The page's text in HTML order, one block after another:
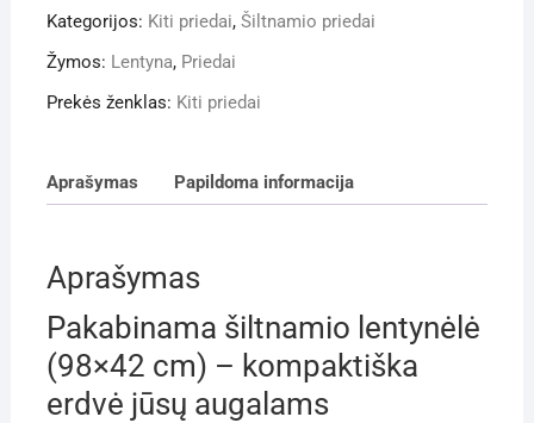
Kategorijos: Kiti priedai, Šiltnamio priedai
Žymos: Lentyna, Priedai
Prekės ženklas: Kiti priedai
Aprašymas Papildoma informacija
Aprašymas
Pakabinama šiltnamio lentynėlė
(98×42 cm) – kompaktiška
erdvė jūsų augalams